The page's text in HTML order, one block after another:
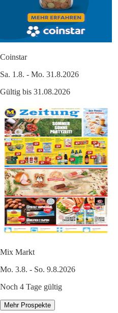
Coinstar
Sa. 1.8. - Mo. 31.8.2026
Gültig bis 31.08.2026
Mix Markt
Mo. 3.8. - So. 9.8.2026
Noch 4 Tage gültig
Mehr Prospekte